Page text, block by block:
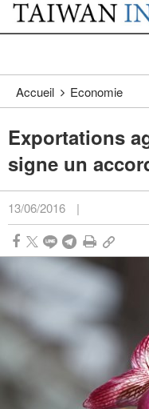
Passer au contenu principal
:::
Accueil Economie
Exportations
signe un
13/06/2016 |